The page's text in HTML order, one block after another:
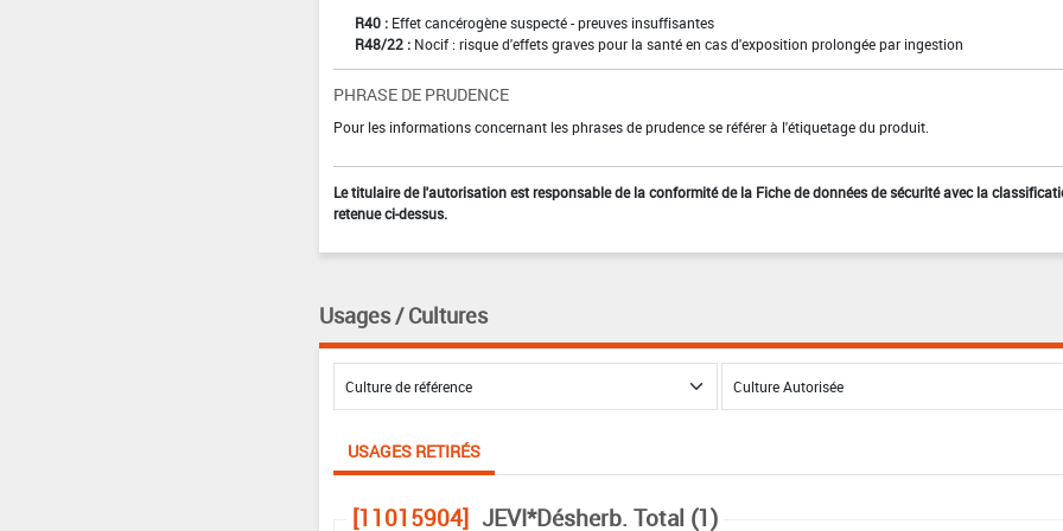
R40 : Effet cancérogène suspecté - preuves insuffisantes
R48/22 : Nocif : risque d'effets graves pour la santé en cas d'exposition prolongée par ingestion
PHRASE DE PRUDENCE
Pour les informations concernant les phrases de prudence se référer à l'étiquetage du produit.
Le titulaire de l'autorisation est responsable de la conformité de la Fiche de données de sécurité avec la
retenue ci-dessus.
Usages / Cultures
USAGES RETIRÉS
[11015904] JEVI*Désherb. Total (1)